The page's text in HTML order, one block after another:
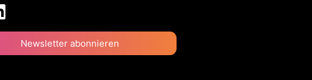
Newsletter abonnieren